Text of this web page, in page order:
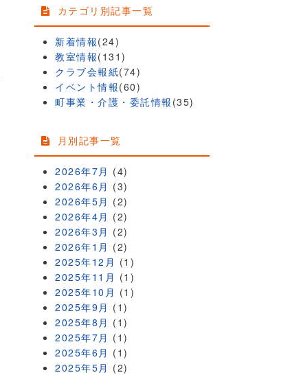
カテゴリ別記事一覧
新着情報(24)
教室情報(131)
クラブ会報紙(74)
イベント情報(60)
町事業・介護・委託情報 (35)
月別記事一覧
2026年7月 (4)
2026年6月 (3)
2026年5月 (2)
2026年4月 (2)
2026年3月 (2)
2026年1月 (2)
2025年12月 (1)
2025年11月 (1)
2025年10月 (1)
2025年9月 (1)
2025年8月 (1)
2025年7月 (1)
2025年6月 (1)
2025年5月 (2)